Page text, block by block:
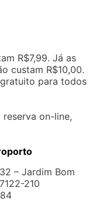
R$7,99. Já as
custam R$10,00.
para todos
on-line,
– Jardim Bom
210